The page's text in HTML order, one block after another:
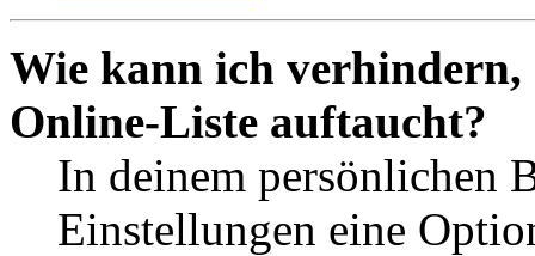
Wie kann ich verhindern,
Online-Liste auftaucht?
In deinem persönlichen
Einstellungen eine